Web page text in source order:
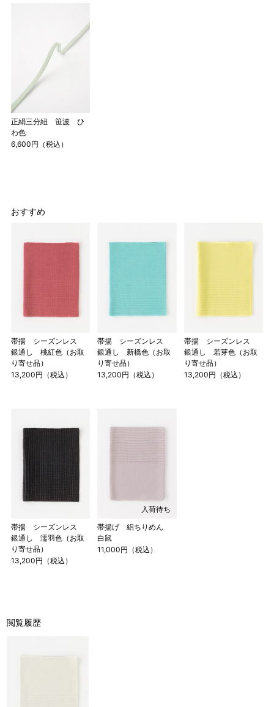
正絹三分紐 笹波 ひ
わ色
6,600円（税込）
おすすめ
帯揚 シーズンレス
銀通し 桃紅色（お取
り寄せ品）
13,200円（税込）
帯揚 シーズンレス
銀通し 新橋色（お取
り寄せ品）
13,200円（税込）
帯揚 シーズンレス
銀通し 若芽色（お取
り寄せ品）
13,200円（税込）
帯揚 シーズンレス
銀通し 濡羽色（お取
り寄せ品）
13,200円（税込）
入荷待ち
帯揚げ 絽ちりめん
白鼠
11,000円（税込）
閲覧履歴